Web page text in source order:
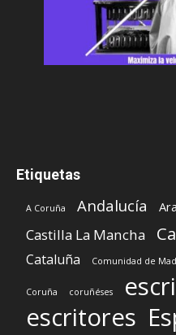
Etiquetas
A Coruña Andalucía
Castilla La Mancha
Cataluña Comunidad de
Coruña coruñéses
escritores